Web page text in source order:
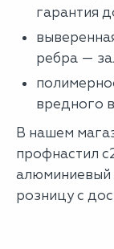
гарантия
ребра —
вредного
В нашем
профнастил
алюминиевый
розницу с